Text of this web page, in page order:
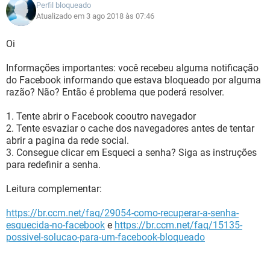
Perfil bloqueado
Atualizado em 3 ago 2018 às 07:46
Oi
Informações importantes: você recebeu alguma notificação
do Facebook informando que estava bloqueado por alguma
razão? Não? Então é problema que poderá resolver.
1. Tente abrir o Facebook cooutro navegador
2. Tente esvaziar o cache dos navegadores antes de tentar
abrir a pagina da rede social.
3. Consegue clicar em Esqueci a senha? Siga as instruções
para redefinir a senha.
Leitura complementar:
https://br.ccm.net/faq/29054-como-recuperar-a-senha-
esquecida-no-facebook e https://br.ccm.net/faq/15135-
possivel-solucao-para-um-facebook-bloqueado